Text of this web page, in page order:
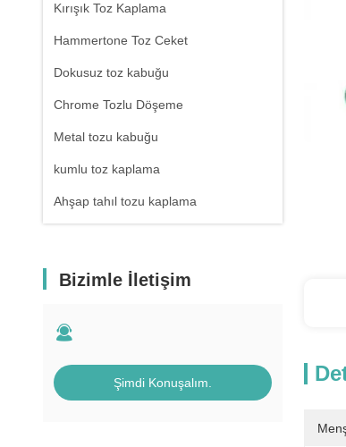
Kırışık Toz Kaplama
Hammertone Toz Ceket
Dokusuz toz kabuğu
Chrome Tozlu Döşeme
Metal tozu kabuğu
kumlu toz kaplama
Ahşap tahıl tozu kaplama
Bizimle İletişim
Şimdi Konuşalım.